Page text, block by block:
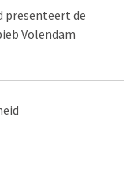
presenteert de
Volendam